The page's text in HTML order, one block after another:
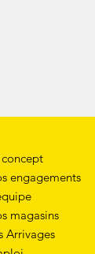
concept
engagements
magasins
Arrivages